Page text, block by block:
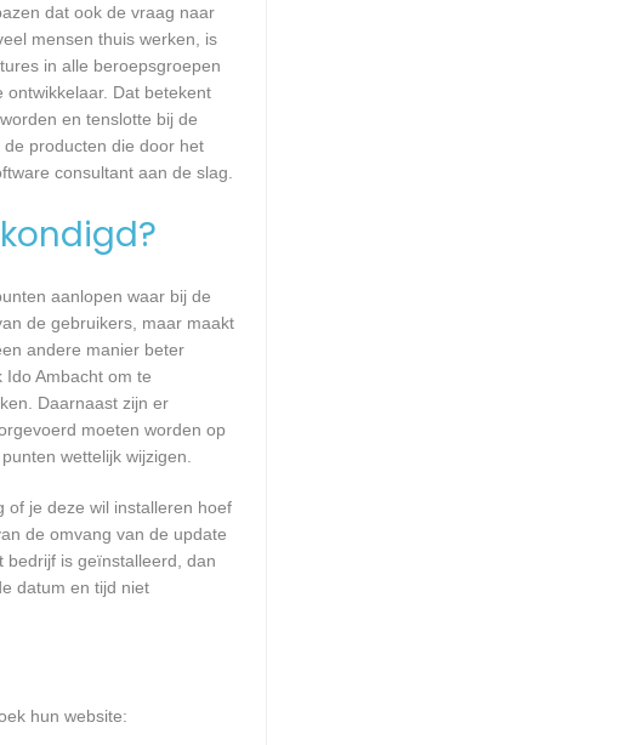
dat ook de vraag naar
mensen thuis werken, is
in alle beroepsgroepen
Dat betekent
en tenslotte bij de
producten die door het
consultant aan de slag.
aanlopen waar bij de
de gebruikers, maar maakt
andere manier beter
Ambacht om te
Daarnaast zijn er
moeten worden op
wettelijk wijzigen.
of je deze wil installeren hoef
de omvang van de update
bedrijf is geïnstalleerd, dan
datum en tijd niet
hun website: